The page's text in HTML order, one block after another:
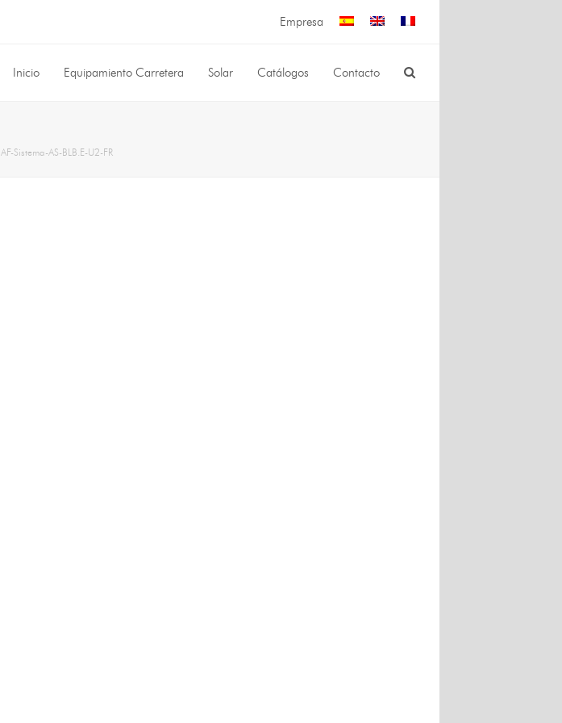
Empresa
Inicio Equipamiento Carretera Solar Catálogos Contacto
AF-Sistema-AS-BLB.E-U2-FR